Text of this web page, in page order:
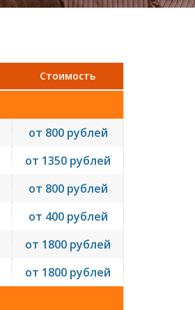
Стоимость
от 800 рублей
от 1350 рублей
от 800 рублей
от 400 рублей
от 1800 рублей
от 1800 рублей